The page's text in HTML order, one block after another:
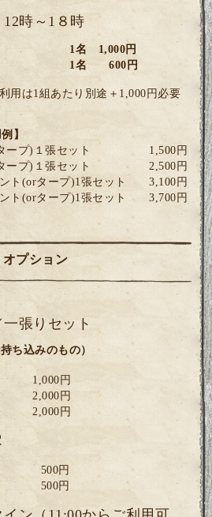
12時～1８時
1名 1,000円
1名 600円
用は1組あたり別途＋1,000円必要
】
ープ)１張セット
1,500円
ープ)１張セット
2,500円
ト(orタープ)1張セット
3,100円
ト(orタープ)1張セット
3,700円
オプション
張りセット
ち込みのもの）
1,000円
2,000円
2,000円
500円
500円